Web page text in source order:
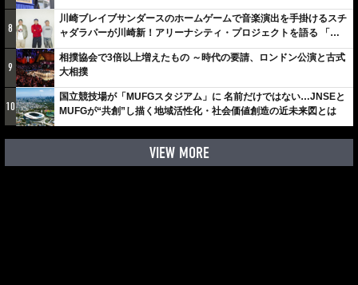
8
川崎ブレイブサンダースのホームゲームで音楽演出を手掛けるスチ
ャダラパーが川崎新！アリーナシティ・プロジェクトを語る 「楽
しみでしかないでしょ。川崎は、ずっと成長曲線だから」
9
相撲協会で3倍以上増えたもの ～時代の要請、ロンドン公演と古式
大相撲
10
国立競技場が「MUFGスタジアム」に 名前だけではない…JNSEと
MUFGが“共創”し描く地域活性化・社会価値創造の近未来図とは
VIEW MORE